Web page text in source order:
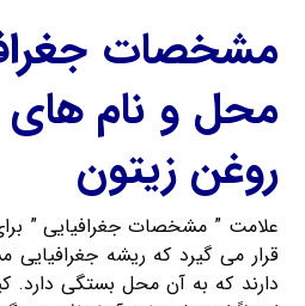
مشخصات
محل و نام های
روغن زیتون
علامت ” مشخصات جغرافیایی ”
قرار می گیرد که ریشه
دارند که به آن محل بستگی دارد.